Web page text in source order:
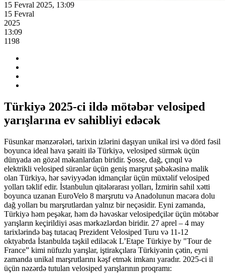
15 Fevral 2025, 13:09
15 Fevral
2025
13:09
1198
Türkiyə 2025-ci ildə mötəbər velosiped
yarışlarına ev sahibliyi edəcək
Füsunkar mənzərələri, tarixin izlərini daşıyan unikal irsi və dörd fəsil
boyunca ideal hava şəraiti ilə Türkiyə, velosiped sürmək üçün
dünyada ən gözəl məkanlardan biridir. Şosse, dağ, çınqıl və
elektrikli velosiped sürənlər üçün geniş marşrut şəbəkəsinə malik
olan Türkiyə, hər səviyyədən idmançılar üçün müxtəlif velosiped
yolları təklif edir. İstanbulun qitələrarası yolları, İzmirin sahil xətti
boyunca uzanan EuroVelo 8 marşrutu və Anadolunun macəra dolu
dağ yolları bu marşrutlardan yalnız bir neçəsidir. Eyni zamanda,
Türkiyə həm peşəkar, həm də həvəskar velosipedçilər üçün mötəbər
yarışların keçirildiyi əsas mərkəzlərdən biridir. 27 aprel – 4 may
tarixlərində baş tutacaq Prezident Velosiped Turu və 11-12
oktyabrda İstanbulda təşkil ediləcək L’Etape Türkiye by "Tour de
France” kimi nüfuzlu yarışlar, iştirakçılara Türkiyənin çətin, eyni
zamanda unikal marşrutlarını kəşf etmək imkanı yaradır. 2025-ci il
üçün nəzərdə tutulan velosiped yarışlarının proqramı: